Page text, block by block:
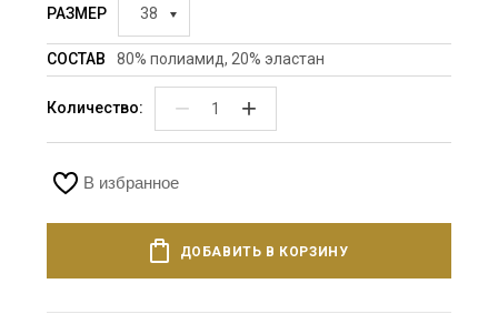
РАЗМЕР 38
СОСТАВ 80% полиамид, 20% эластан
Количество: − +
В избранное
ДОБАВИТЬ В КОРЗИНУ